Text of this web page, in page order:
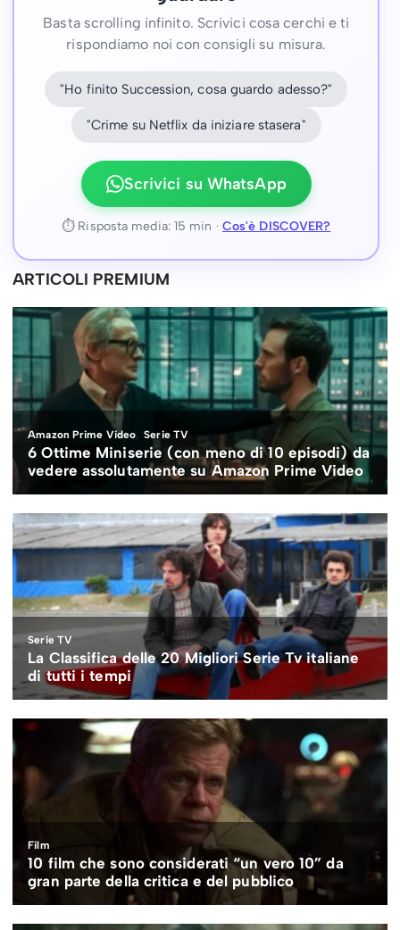
Basta scrolling infinito. Scrivici cosa cerchi e ti
rispondiamo noi con consigli su misura.
"Ho finito Succession, cosa guardo adesso?"
"Crime su Netflix da iniziare stasera"
Scrivici su WhatsApp
⏱ Risposta media: 15 min · Cos'è DISCOVER?
ARTICOLI PREMIUM